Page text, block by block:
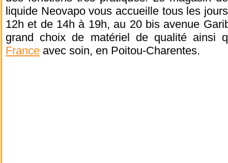
liquide Neovapo vous accueille tous les
12h et de 14h à 19h, au 20 bis avenue
grand choix de matériel de qualité ainsi
France avec soin, en Poitou-Charentes.